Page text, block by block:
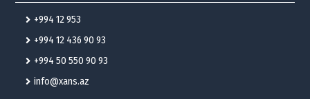
+994 12 953
+994 12 436 90 93
+994 50 550 90 93
info@xans.az